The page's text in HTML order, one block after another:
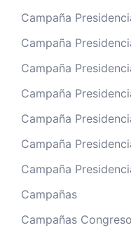
Campaña
Campaña
Campaña
Campaña
Campaña
Campaña
Campaña
Campañas
Campañas